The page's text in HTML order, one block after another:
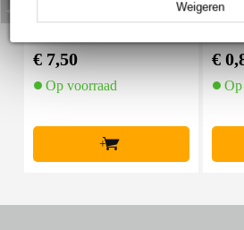
Weigeren
€ 7,50
Op voorraad
+
€
Op